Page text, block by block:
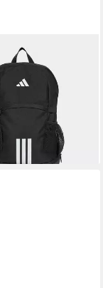
TIRO BP
1-2 Werktagen bei dir